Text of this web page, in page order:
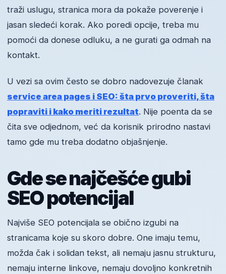
traži uslugu, stranica mora da pokaže poverenje i
jasan sledeći korak. Ako poredi opcije, treba mu
pomoći da donese odluku, a ne gurati ga odmah na
kontakt.
U vezi sa ovim često se dobro nadovezuje članak
service area pages i SEO: šta prvo proveriti, šta
popraviti i kako meriti rezultat. Nije poenta da se
čita sve odjednom, već da korisnik prirodno nastavi
tamo gde mu treba dodatno objašnjenje.
Gde se najčešće gubi
SEO potencijal
Najviše SEO potencijala se obično izgubi na
stranicama koje su skoro dobre. One imaju temu,
možda čak i solidan tekst, ali nemaju jasnu strukturu,
nemaju interne linkove, nemaju dovoljno konkretnih